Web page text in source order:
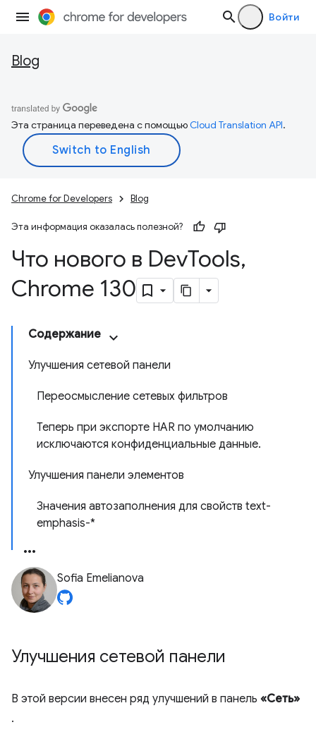
Войти
Blog
Эта страница переведена с помощьюCloud Translation API.
Chrome for Developers Blog
Эта информация оказалась полезной?
Что нового в DevTools,
Chrome 130
Содержание
Улучшения сетевой панели
Переосмысление сетевых фильтров
Теперь при экспорте HAR по умолчанию
исключаются конфиденциальные данные.
Улучшения панели элементов
Значения автозаполнения для свойств text-
emphasis-*
Sofia Emelianova
Улучшения сетевой панели
В этой версии внесен ряд улучшений в панель «Сеть»
.